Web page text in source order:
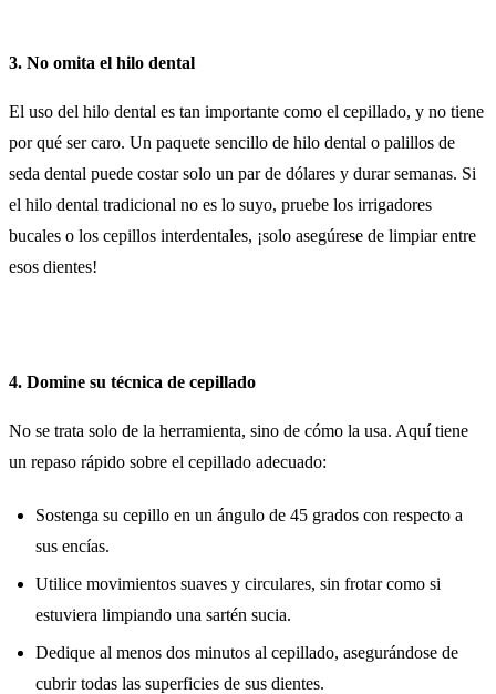
3. No omita el hilo dental
El uso del hilo dental es tan importante como el cepillado, y no tiene
por qué ser caro. Un paquete sencillo de hilo dental o palillos de
seda dental puede costar solo un par de dólares y durar semanas. Si
el hilo dental tradicional no es lo suyo, pruebe los irrigadores
bucales o los cepillos interdentales, ¡solo asegúrese de limpiar entre
esos dientes!
4. Domine su técnica de cepillado
No se trata solo de la herramienta, sino de cómo la usa. Aquí tiene
un repaso rápido sobre el cepillado adecuado:
Sostenga su cepillo en un ángulo de 45 grados con respecto a
sus encías.
Utilice movimientos suaves y circulares, sin frotar como si
estuviera limpiando una sartén sucia.
Dedique al menos dos minutos al cepillado, asegurándose de
cubrir todas las superficies de sus dientes.